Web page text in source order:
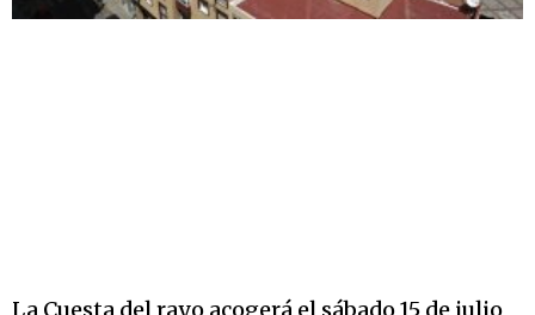
La Cuesta del rayo acogerá el sábado 15 de julio